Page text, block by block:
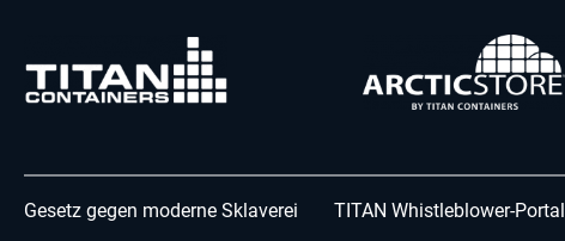
Gesetz gegen moderne Sklaverei TITAN Whistleblower-Portal